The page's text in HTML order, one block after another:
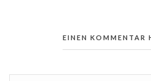
EINEN KOMMENTAR